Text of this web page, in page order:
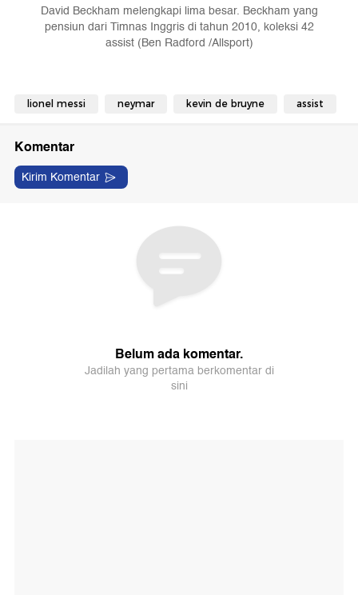
David Beckham melengkapi lima besar. Beckham yang
pensiun dari Timnas Inggris di tahun 2010, koleksi 42
assist (Ben Radford /Allsport)
lionel messi neymar kevin de bruyne assist